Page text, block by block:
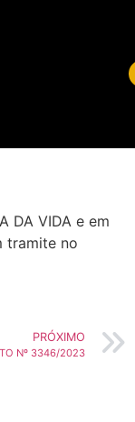
DA VIDA e em
tramite no
PRÓXIMO
Nº 3346/2023